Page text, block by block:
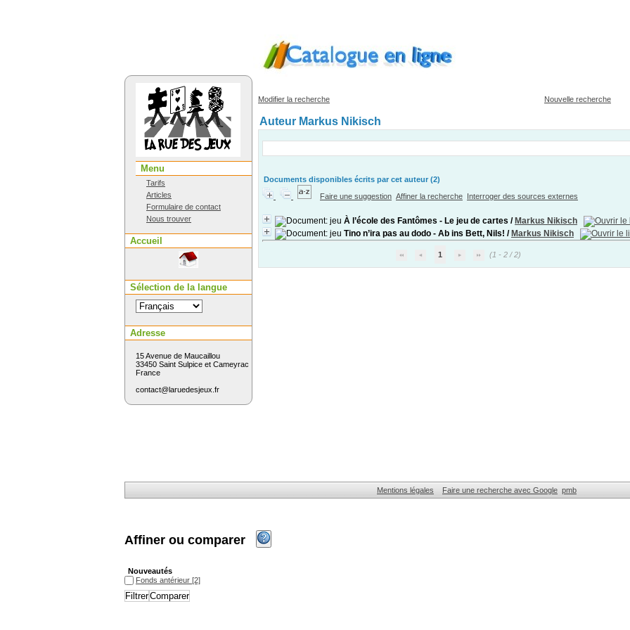
Modifier la recherche Nouvelle recherche
Auteur Markus Nikisch
Documents disponibles écrits par cet auteur (2)
Faire une suggestion Affiner la recherche Interroger des sources externes
À l’école des Fantômes - Le jeu de cartes / Markus Nikisch
Tino n’ira pas au dodo - Ab ins Bett, Nils! / Markus Nikisch
1 (1 - 2 / 2)
Mentions légales Faire une recherche avec Google pmb
Menu
Tarifs
Articles
Formulaire de contact
Nous trouver
Accueil
Sélection de la langue
Adresse
15 Avenue de Maucaillou
33450 Saint Sulpice et Cameyrac
France
contact@laruedesjeux.fr
Affiner ou comparer
Nouveautés
Fonds antérieur
Fonds antérieur [2]